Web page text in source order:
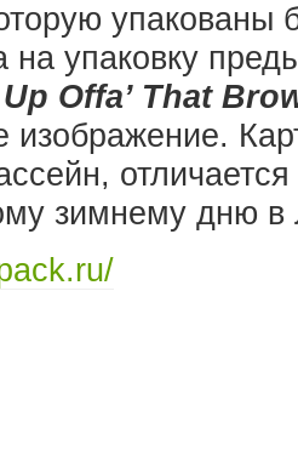
упакованы
на упаковку
Offa’ That
изображение.
зимнему дню